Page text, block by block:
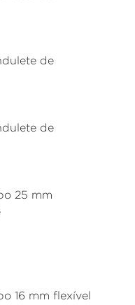
de
de
mm
flexível